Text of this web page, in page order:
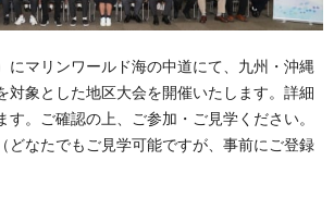
にマリンワールド海の中道にて、九州・沖縄
対象とした地区大会を開催いたします。詳細
す。ご確認の上、ご参加・ご見学ください。
（どなたでもご見学可能ですが、事前にご登録